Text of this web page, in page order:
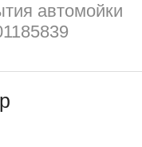
автомойки